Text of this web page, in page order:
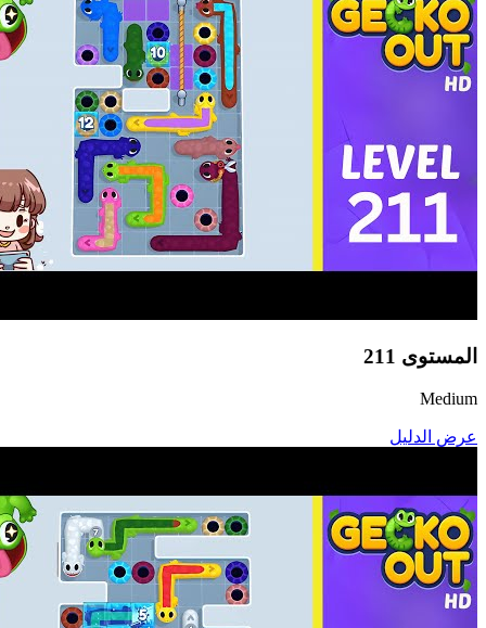
المستوى 211
Medium
عرض الدليل